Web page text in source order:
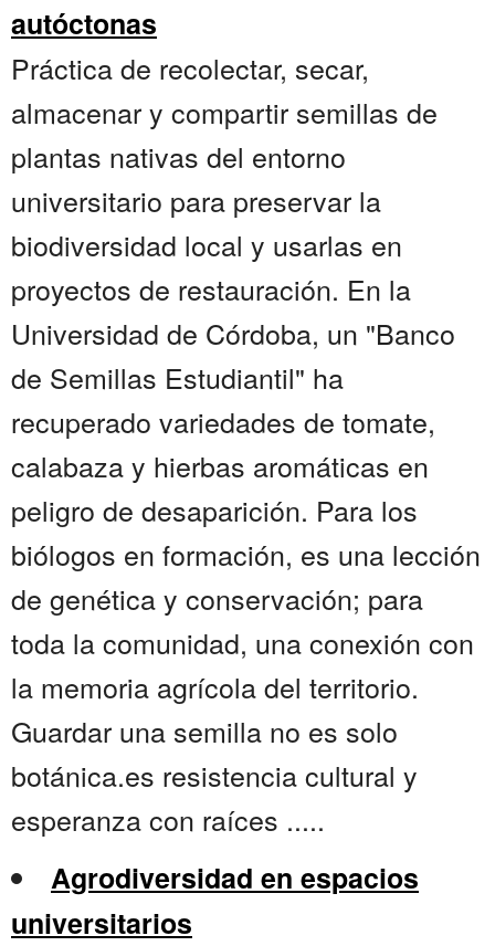
autóctonas
Práctica de recolectar, secar,
almacenar y compartir semillas de
plantas nativas del entorno
universitario para preservar la
biodiversidad local y usarlas en
proyectos de restauración. En la
Universidad de Córdoba, un "Banco
de Semillas Estudiantil" ha
recuperado variedades de tomate,
calabaza y hierbas aromáticas en
peligro de desaparición. Para los
biólogos en formación, es una lección
de genética y conservación; para
toda la comunidad, una conexión con
la memoria agrícola del territorio.
Guardar una semilla no es solo
botánica.es resistencia cultural y
esperanza con raíces .....
Agrodiversidad en espacios
universitarios